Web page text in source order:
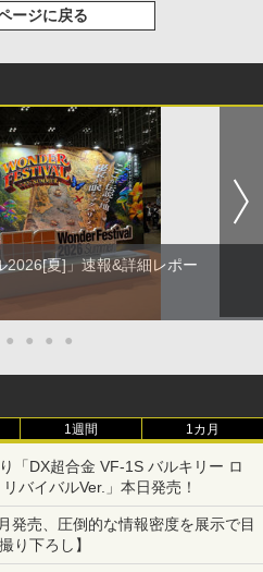
ージに戻る
2026[夏]」速報&詳細レポー
● ● ● ●
1週間 1カ月
「DX超合金 VF-1S バルキリー ロ
バイバルVer.」本日発売！
発売、圧倒的な情報密度を展示で目
り下ろし】